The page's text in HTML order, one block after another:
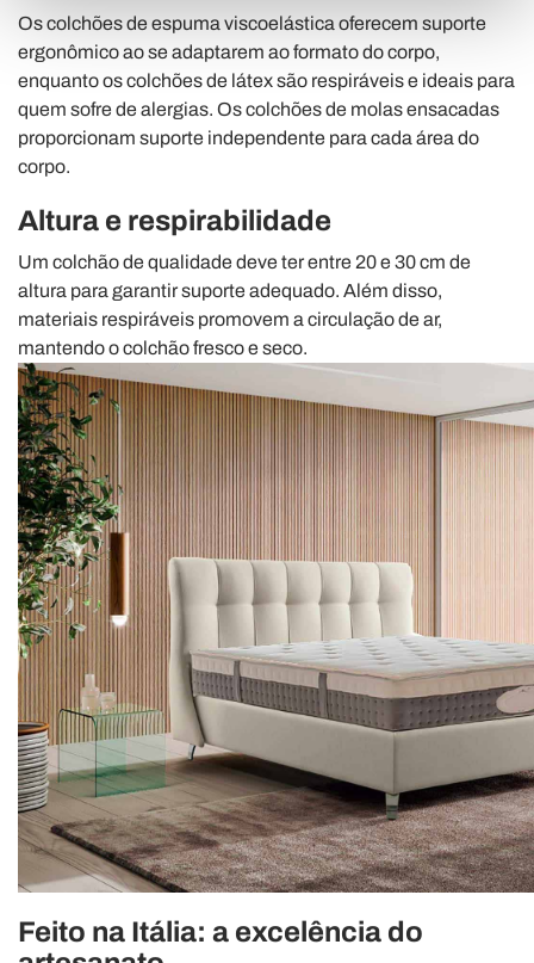
Approfondisci come vengono elaborati i tuoi dati personali
e imposta le tue preferenze nellasezione dettagli
modificare o ritirare il tuo consenso in qualsiasi momento
dalla Dichiarazione sui cookie.
Utilizziamo i cookie per personalizzare contenuti ed
analizzare il nostro traffico. Condividiamo inoltre
nostri partner che si occupano di analisi dei dati web,
pubblicità e social media, i quali potrebbero combinarle
con altre informazioni che ha fornito loro o che hanno
raccolto dal suo utilizzo dei loro servizi.
Os colchões de espuma viscoelástica oferecem suporte
ergonômico ao se adaptarem ao formato do corpo,
enquanto os colchões de látex são respiráveis e ideais para
quem sofre de alergias. Os colchões de molas ensacadas
proporcionam suporte independente para cada área do
corpo.
Altura e respirabilidade
Um colchão de qualidade deve ter entre 20 e 30 cm de
altura para garantir suporte adequado. Além disso,
materiais respiráveis promovem a circulação de ar,
mantendo o colchão fresco e seco.
Feito na Itália: a excelência do